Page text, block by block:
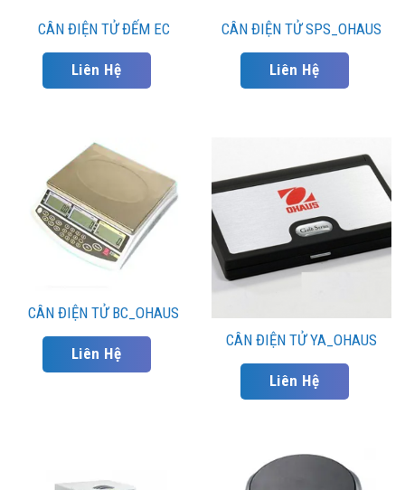
CÂN ĐIỆN TỬ ĐẾM EC
Liên Hệ
CÂN ĐIỆN TỬ SPS_OHAUS
Liên Hệ
CÂN ĐIỆN TỬ BC_OHAUS
Liên Hệ
CÂN ĐIỆN TỬ YA_OHAUS
Liên Hệ